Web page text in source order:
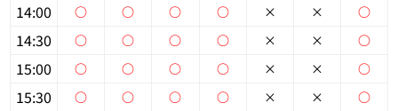
14:00
14:30
15:00
15:30
○
○
○
○
○
○
○
○
○
○
○
○
○
○
○
○
×
×
×
×
×
×
×
×
○
○
○
○